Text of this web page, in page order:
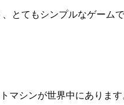
、とてもシンプルなゲーム
マシンが世界中にありま